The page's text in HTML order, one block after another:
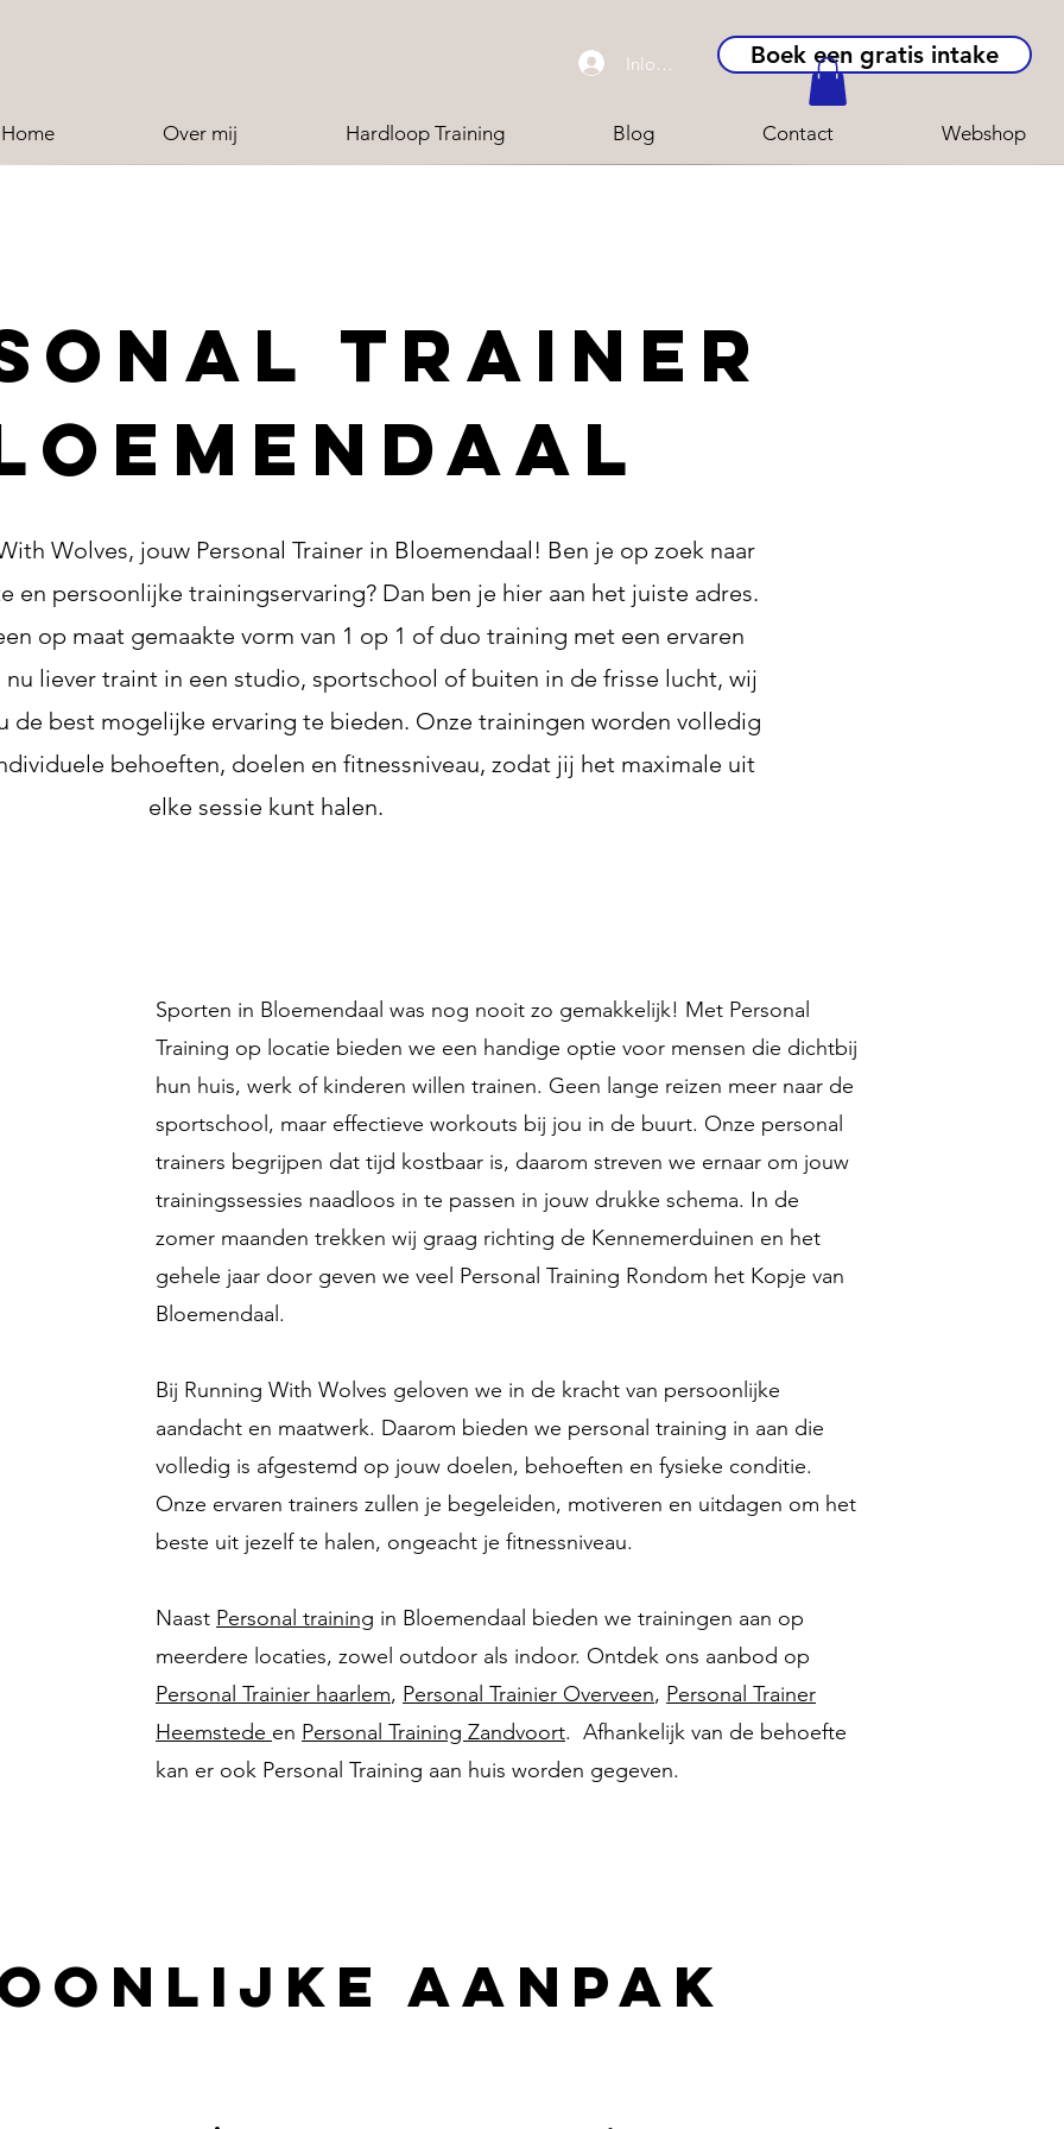
Inloggen Boek een gratis intake
Home Over mij Hardloop Training Blog Contact Webshop
TRAINer
Wolves, jouw Personal Trainer in Bloemendaal! Ben je op zoek naar
en persoonlijke trainingservaring? Dan ben je hier aan het juiste adres.
op maat gemaakte vorm van 1 op 1 of duo training met een ervaren
liever traint in een studio, sportschool of buiten in de frisse lucht, wij
de best mogelijke ervaring te bieden. Onze trainingen worden volledig
behoeften, doelen en fitnessniveau, zodat jij het maximale uit
elke sessie kunt halen.
Sporten in Bloemendaal was nog nooit zo gemakkelijk! Met Personal
Training op locatie bieden we een handige optie voor mensen die dichtbij
hun huis, werk of kinderen willen trainen. Geen lange reizen meer naar de
sportschool, maar effectieve workouts bij jou in de buurt. Onze personal
trainers begrijpen dat tijd kostbaar is, daarom streven we ernaar om jouw
trainingssessies naadloos in te passen in jouw drukke schema. In de
zomer maanden trekken wij graag richting de Kennemerduinen en het
gehele jaar door geven we veel Personal Training Rondom het Kopje van
Bloemendaal.
Bij Running With Wolves geloven we in de kracht van persoonlijke
aandacht en maatwerk. Daarom bieden we personal training in aan die
volledig is afgestemd op jouw doelen, behoeften en fysieke conditie.
Onze ervaren trainers zullen je begeleiden, motiveren en uitdagen om het
beste uit jezelf te halen, ongeacht je fitnessniveau.
Naast Personal training in Bloemendaal bieden we trainingen aan op
meerdere locaties, zowel outdoor als indoor. Ontdek ons aanbod op
Personal Trainier haarlem, Personal Trainier Overveen, Personal Trainer
Heemstede en Personal Training Zandvoort. Afhankelijk van de behoefte
kan er ook Personal Training aan huis worden gegeven.
AANPAK